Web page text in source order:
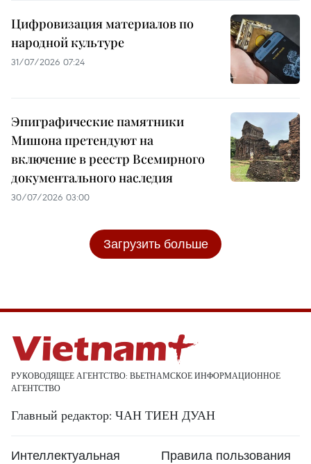
Цифровизация материалов по
народной культуре
31/07/2026 07:24
Эпиграфические памятники
Мишона претендуют на
включение в реестр Всемирного
документального наследия
30/07/2026 03:00
Загрузить больше
РУКОВОДЯЩЕЕ АГЕНТСТВО: ВЬЕТНАМСКОЕ ИНФОРМАЦИОННОЕ
АГЕНТСТВО
Главный редактор: ЧАН ТИЕН ДУАН
Интеллектуальная
Правила пользования